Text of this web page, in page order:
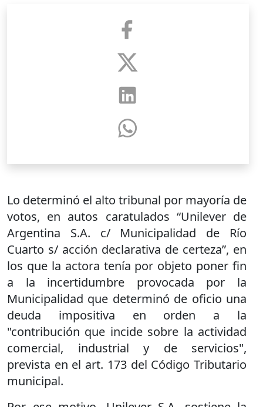
Lo determinó el alto tribunal por mayoría de
votos, en autos caratulados “Unilever de
Argentina S.A. c/ Municipalidad de Río
Cuarto s/ acción declarativa de certeza”, en
los que la actora tenía por objeto poner fin
a la incertidumbre provocada por la
Municipalidad que determinó de oficio una
deuda impositiva en orden a la
"contribución que incide sobre la actividad
comercial, industrial y de servicios",
prevista en el art. 173 del Código Tributario
municipal.